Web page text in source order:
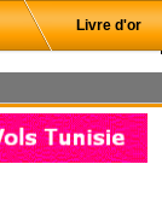
Livre d'or